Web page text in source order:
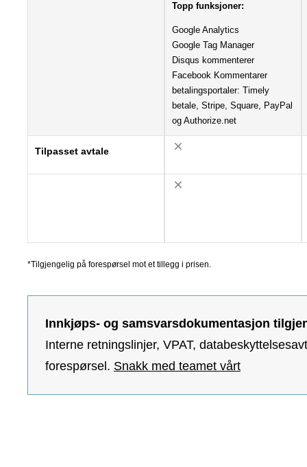
Topp funksjoner:
Google Analytics
Google Tag Manager
Disqus kommenterer
Facebook Kommentarer
betalingsportaler: Timely
betale, Stripe, Square, PayPal
og Authorize.net
Tilpasset avtale
*Tilgjengelig på forespørsel mot et tillegg i prisen.
Innkjøps- og samsvarsdokumentasjon
Interne retningslinjer, VPAT,
forespørsel. Snakk med teamet vårt